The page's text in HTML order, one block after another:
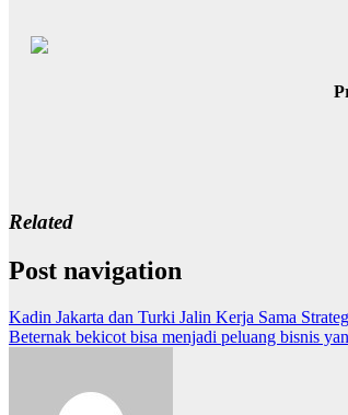
Related
Post navigation
Kadin Jakarta dan Turki Jalin Kerja Sama
Beternak bekicot bisa menjadi peluang bisnis